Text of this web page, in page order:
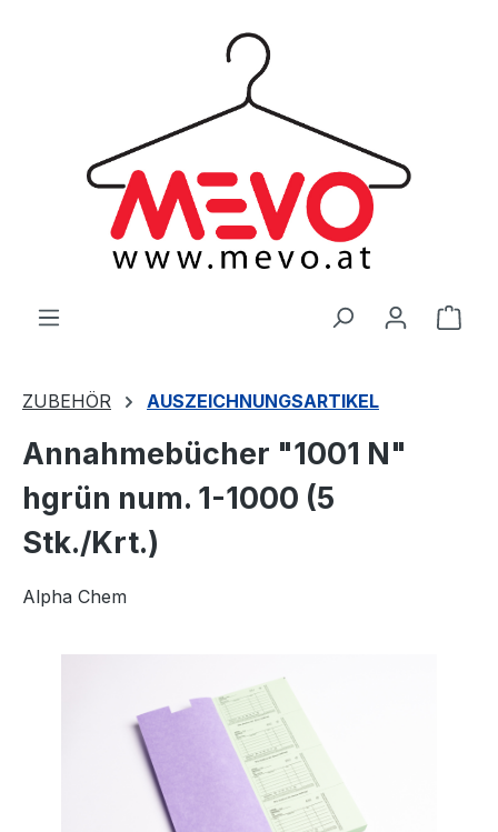
ZUBEHÖR AUSZEICHNUNGSARTIKEL
Annahmebücher "1001 N"
hgrün num. 1-1000 (5
Stk./Krt.)
Alpha Chem